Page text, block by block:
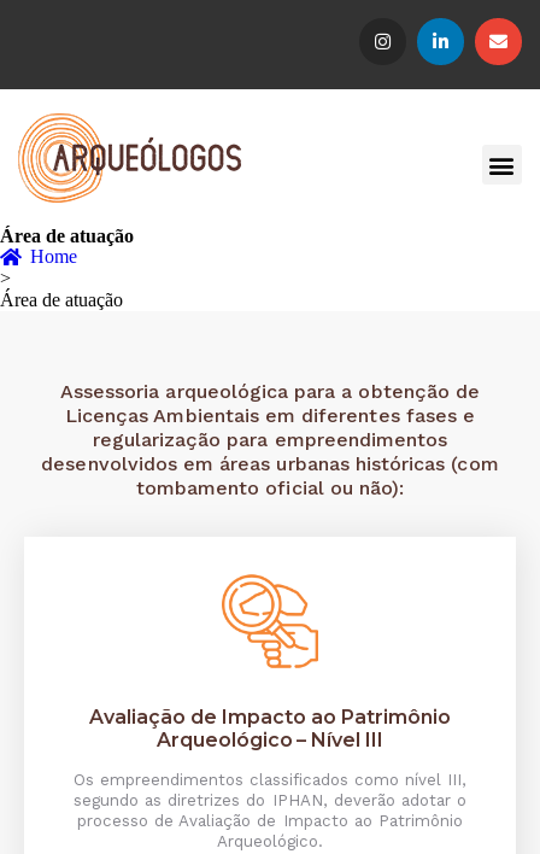
Área de atuação
Home
>
Área de atuação
Assessoria arqueológica para a obtenção de
Licenças Ambientais em diferentes fases e
regularização para empreendimentos
desenvolvidos em áreas urbanas históricas (com
tombamento oficial ou não):
Avaliação de Impacto ao Patrimônio
Arqueológico – Nível III
Os empreendimentos classificados como nível III,
segundo as diretrizes do IPHAN, deverão adotar o
processo de Avaliação de Impacto ao Patrimônio
Arqueológico.